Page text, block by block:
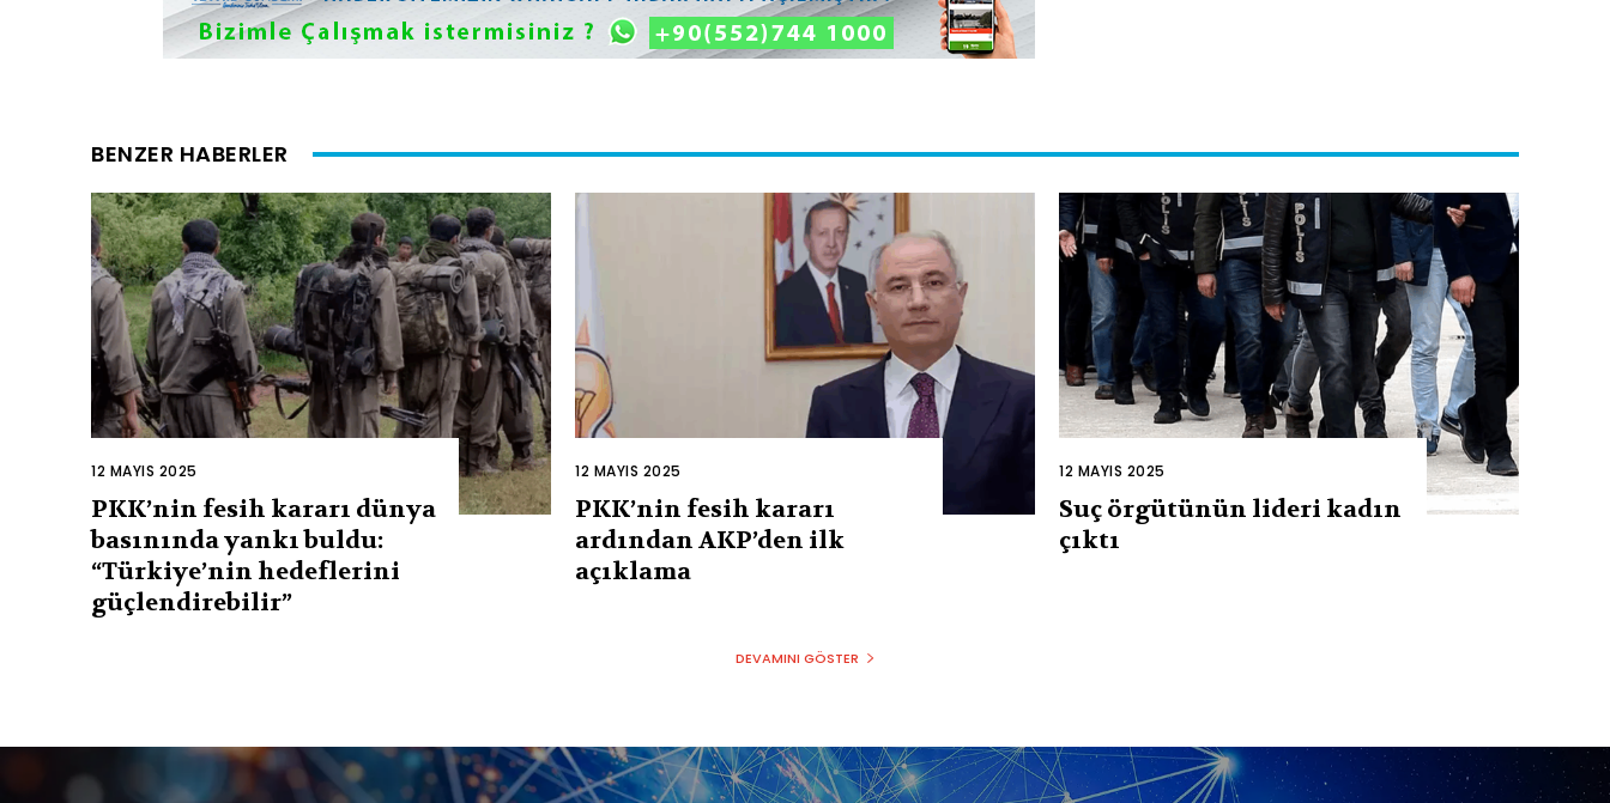
BENZER HABERLER
12 MAYIS 2025
PKK’nin fesih kararı dünya
basınında yankı buldu:
“Türkiye’nin hedeflerini
güçlendirebilir”
12 MAYIS 2025
PKK’nin fesih kararı
ardından AKP’den ilk
açıklama
12 MAYIS 2025
Suç örgütünün lideri kadın
çıktı
DEVAMINI GÖSTER